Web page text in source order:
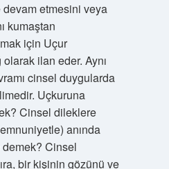
devam etmesini veya
kumaştan
için Uçur
ilan eder. Aynı
cinsel duygularda
Uçkuruna
Cinsel dileklere
anında
Cinsel
bir kişinin gözünü ve